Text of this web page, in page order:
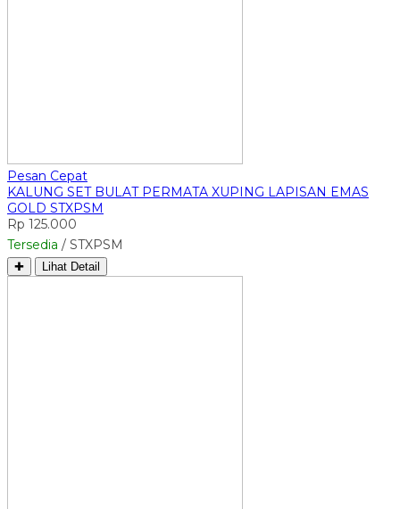
Pesan Cepat
KALUNG SET BULAT PERMATA XUPING LAPISAN EMAS
GOLD STXPSM
Rp 125.000
Tersedia / STXPSM
✚ Lihat Detail